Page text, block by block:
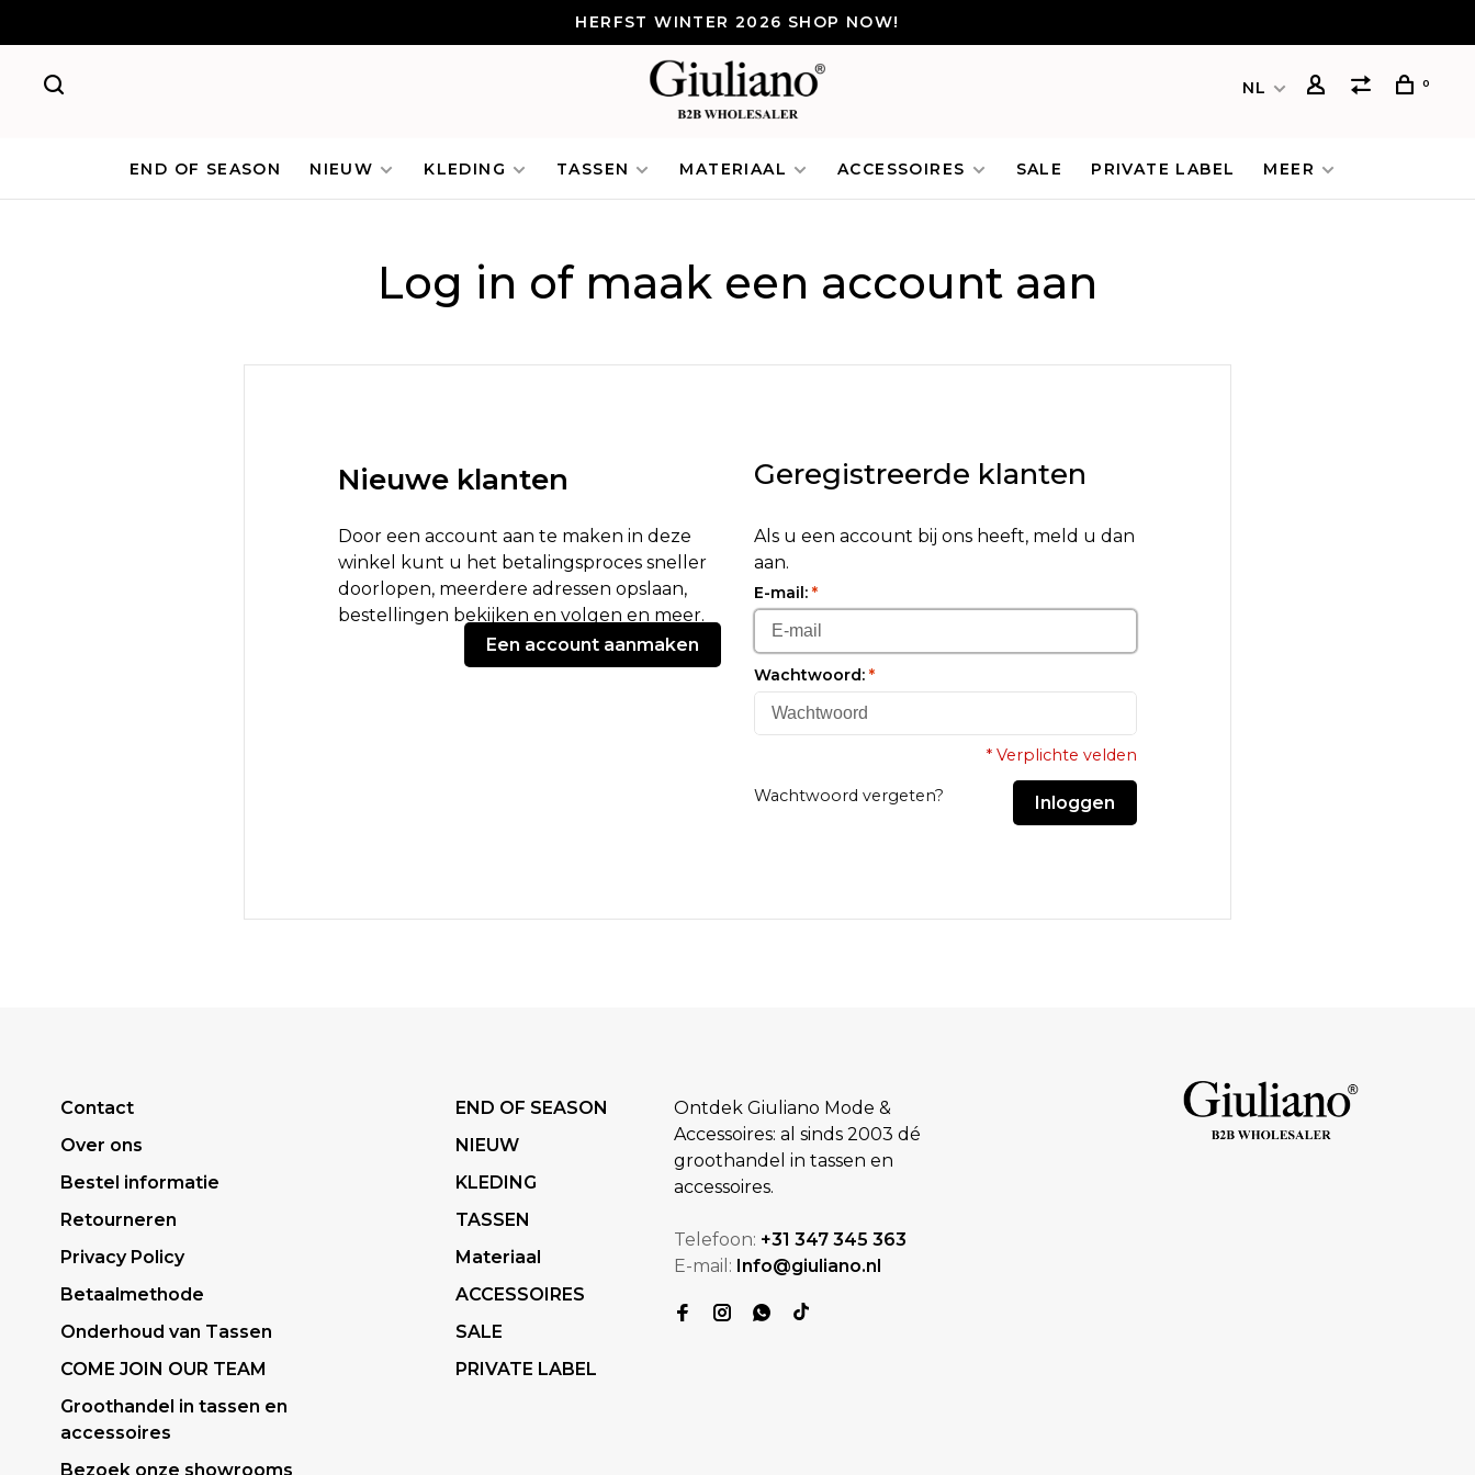
HERFST WINTER 2026 SHOP NOW!
NL 0
END OF SEASON NIEUW KLEDING TASSEN MATERIAAL ACCESSOIRES SALE PRIVATE LABEL MEER
Log in of maak een account aan
Nieuwe klanten
Door een account aan te maken in deze
winkel kunt u het betalingsproces sneller
doorlopen, meerdere adressen opslaan,
bestellingen bekijken en volgen en meer.
Een account aanmaken
Geregistreerde klanten
Als u een account bij ons heeft, meld u dan
aan.
E-mail: *
Wachtwoord: *
* Verplichte velden
Wachtwoord vergeten? Inloggen
Contact
Over ons
Bestel informatie
Retourneren
Privacy Policy
Betaalmethode
Onderhoud van Tassen
COME JOIN OUR TEAM
Groothandel in tassen en
accessoires
Bezoek onze showrooms
END OF SEASON
NIEUW
KLEDING
TASSEN
Materiaal
ACCESSOIRES
SALE
PRIVATE LABEL
Ontdek Giuliano Mode &
Accessoires: al sinds 2003 dé
groothandel in tassen en
accessoires.
Telefoon: +31 347 345 363
E-mail: Info@giuliano.nl